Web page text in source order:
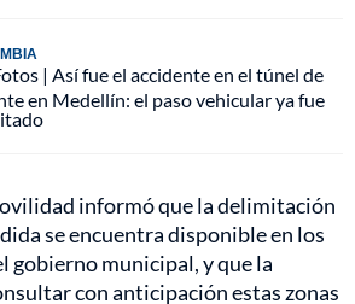
| Así fue el accidente en el túnel de
en Medellín: el paso vehicular ya fue
informó que la delimitación
se encuentra disponible en los
gobierno municipal, y que la
con anticipación estas zonas